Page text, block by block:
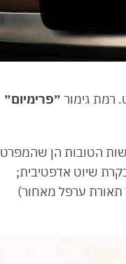
רמת גימור ״פרימיום״
משרד התחבורה, והחדשות הטובות הן שהמפרט
קבלו את הרשימה: 6 כריות אוויר; בקרת שיוט אדפטיבית;
תאורת ערפל מאחור)